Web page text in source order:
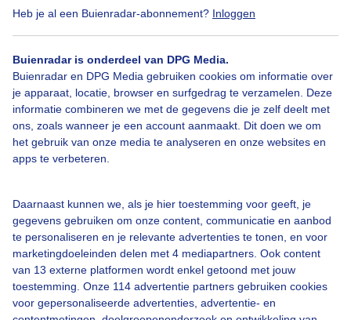
Heb je al een Buienradar-abonnement? Inloggen
Buienradar is onderdeel van DPG Media.
Buienradar en DPG Media gebruiken cookies om informatie over
je apparaat, locatie, browser en surfgedrag te verzamelen. Deze
informatie combineren we met de gegevens die je zelf deelt met
ons, zoals wanneer je een account aanmaakt. Dit doen we om
het gebruik van onze media te analyseren en onze websites en
apps te verbeteren.
Daarnaast kunnen we, als je hier toestemming voor geeft, je
gegevens gebruiken om onze content, communicatie en aanbod
te personaliseren en je relevante advertenties te tonen, en voor
marketingdoeleinden delen met 4 mediapartners. Ook content
van 13 externe platformen wordt enkel getoond met jouw
toestemming. Onze 114 advertentie partners gebruiken cookies
voor gepersonaliseerde advertenties, advertentie- en
Bekijk slideshow
Over Buienradar